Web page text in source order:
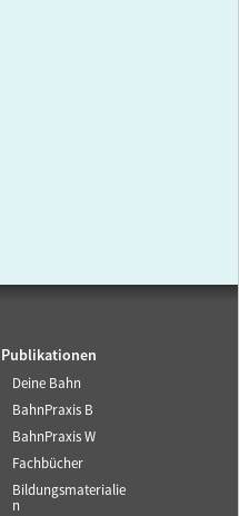
Publikationen
Deine Bahn
BahnPraxis B
BahnPraxis W
Fachbücher
Bildungsmaterialie
n